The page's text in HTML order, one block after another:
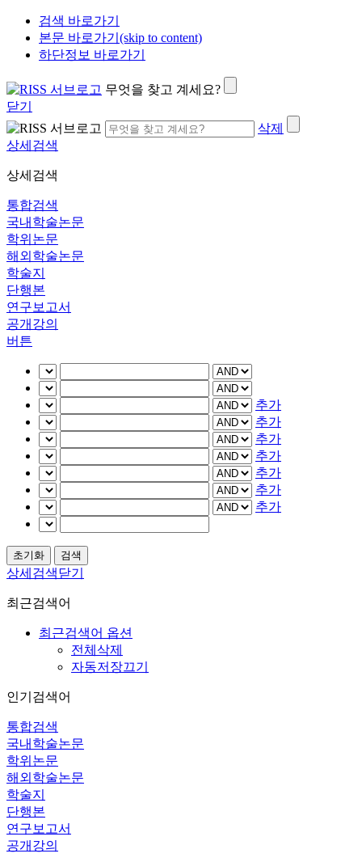
검색 바로가기
본문 바로가기(skip to content)
하단정보 바로가기
무엇을 찾고 계세요?
닫기
삭제
상세검색
상세검색
통합검색
국내학술논문
학위논문
해외학술논문
학술지
단행본
연구보고서
공개강의
버튼
추가
추가
추가
추가
추가
추가
추가
상세검색닫기
최근검색어
최근검색어 옵션
전체삭제
자동저장끄기
인기검색어
통합검색
국내학술논문
학위논문
해외학술논문
학술지
단행본
연구보고서
공개강의